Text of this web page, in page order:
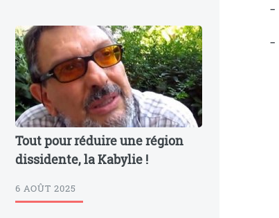
–
–
Tout pour réduire une région
dissidente, la Kabylie !
6 AOÛT 2025